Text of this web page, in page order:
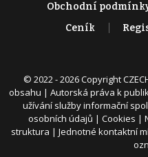
Obchodní
Ceník
© 2022 - 2026 Copyright
obsahu | Autorská práva k
užívání služby informační
osobních údajů | Cookies |
struktura | Jednotné kontaktní